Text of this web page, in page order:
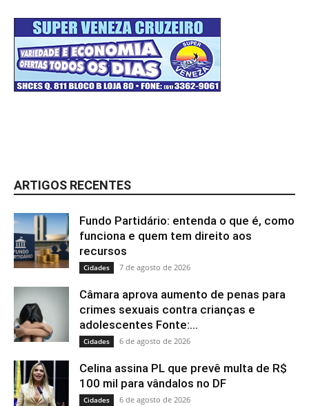
ARTIGOS RECENTES
Fundo Partidário: entenda o que é, como
funciona e quem tem direito aos
recursos
Cidades 7 de agosto de 2026
Câmara aprova aumento de penas para
crimes sexuais contra crianças e
adolescentes Fonte:...
Cidades 6 de agosto de 2026
Celina assina PL que prevê multa de R$
100 mil para vândalos no DF
Cidades 6 de agosto de 2026